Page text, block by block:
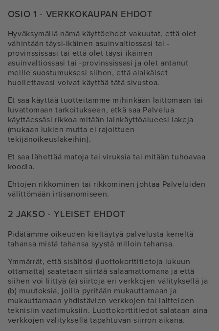
OSIO 1 - VERKKOKAUPAN EHDOT
Hyväksymällä nämä käyttöehdot vakuutat, että olet
vähintään täysi-ikäinen asuinvaltiossasi tai -
provinssissasi tai että olet täysi-ikäinen
asuinvaltiossasi tai -provinssissasi ja olet antanut
meille suostumuksesi siihen, että alaikäiset
huollettavasi voivat käyttää tätä sivustoa.
Et saa käyttää tuotteitamme mihinkään laittomaan tai
luvattomaan tarkoitukseen, etkä saa Palvelua
käyttäessäsi rikkoa mitään lainkäyttöalueesi lakeja
(mukaan lukien mutta ei rajoittuen
tekijänoikeuslakeihin).
Et saa lähettää matoja tai viruksia tai mitään tuhoavaa
koodia.
Ehtojen rikkominen tai rikkominen johtaa Palveluiden
välittömään irtisanomiseen.
2 JAKSO - YLEISET EHDOT
Pidätämme oikeuden kieltäytyä palvelusta keneltä
tahansa mistä tahansa syystä milloin tahansa.
Ymmärrät, että sisältösi (luottokorttitietoja lukuun
ottamatta) saatetaan siirtää salaamattomana ja että
siihen voi liittyä (a) siirtoja eri verkkojen välityksellä ja
(b) muutoksia, joilla pyritään mukauttamaan ja
mukauttamaan yhdistävien verkkojen tai laitteiden
teknisiin vaatimuksiin. Luottokorttitiedot salataan aina
verkkojen välityksellä tapahtuvan siirron aikana.